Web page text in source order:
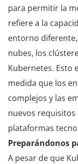
para permitir la
refiere a la
entorno diferente,
nubes, los
Kubernetes. Esto
medida que los
complejos y las
nuevos
plataformas
Preparándonos
A pesar de que